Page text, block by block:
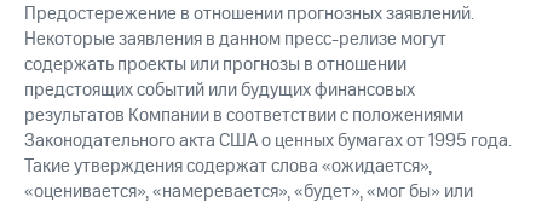
Предостережение в отношении прогнозных заявлений.
Некоторые заявления в данном пресс-релизе могут
содержать проекты или прогнозы в отношении
предстоящих событий или будущих финансовых
результатов Компании в соответствии с положениями
Законодательного акта США о ценных бумагах от 1995 года.
Такие утверждения содержат слова «ожидается»,
«оценивается», «намеревается», «будет», «мог бы» или